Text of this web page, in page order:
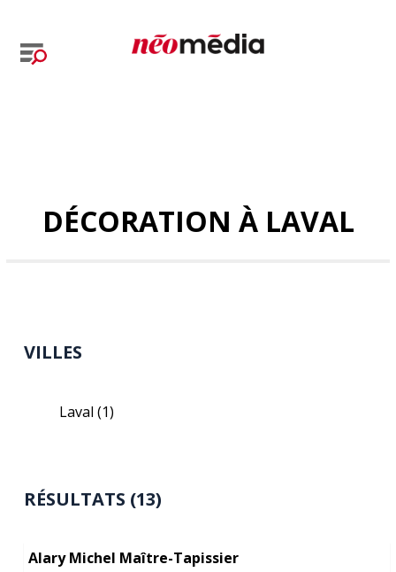
DÉCORATION À LAVAL
VILLES
Laval(1)
RÉSULTATS (13)
Alary Michel Maître-Tapissier